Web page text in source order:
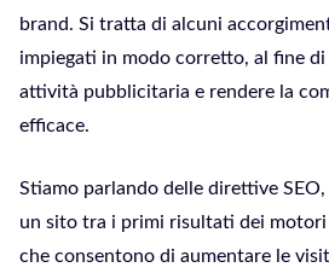
brand. Si tratta di alcuni
impiegati in modo corretto, al fine
attività pubblicitaria e rendere la
efficace.
Stiamo parlando delle direttive
un sito tra i primi risultati dei
che consentono di aumentare le